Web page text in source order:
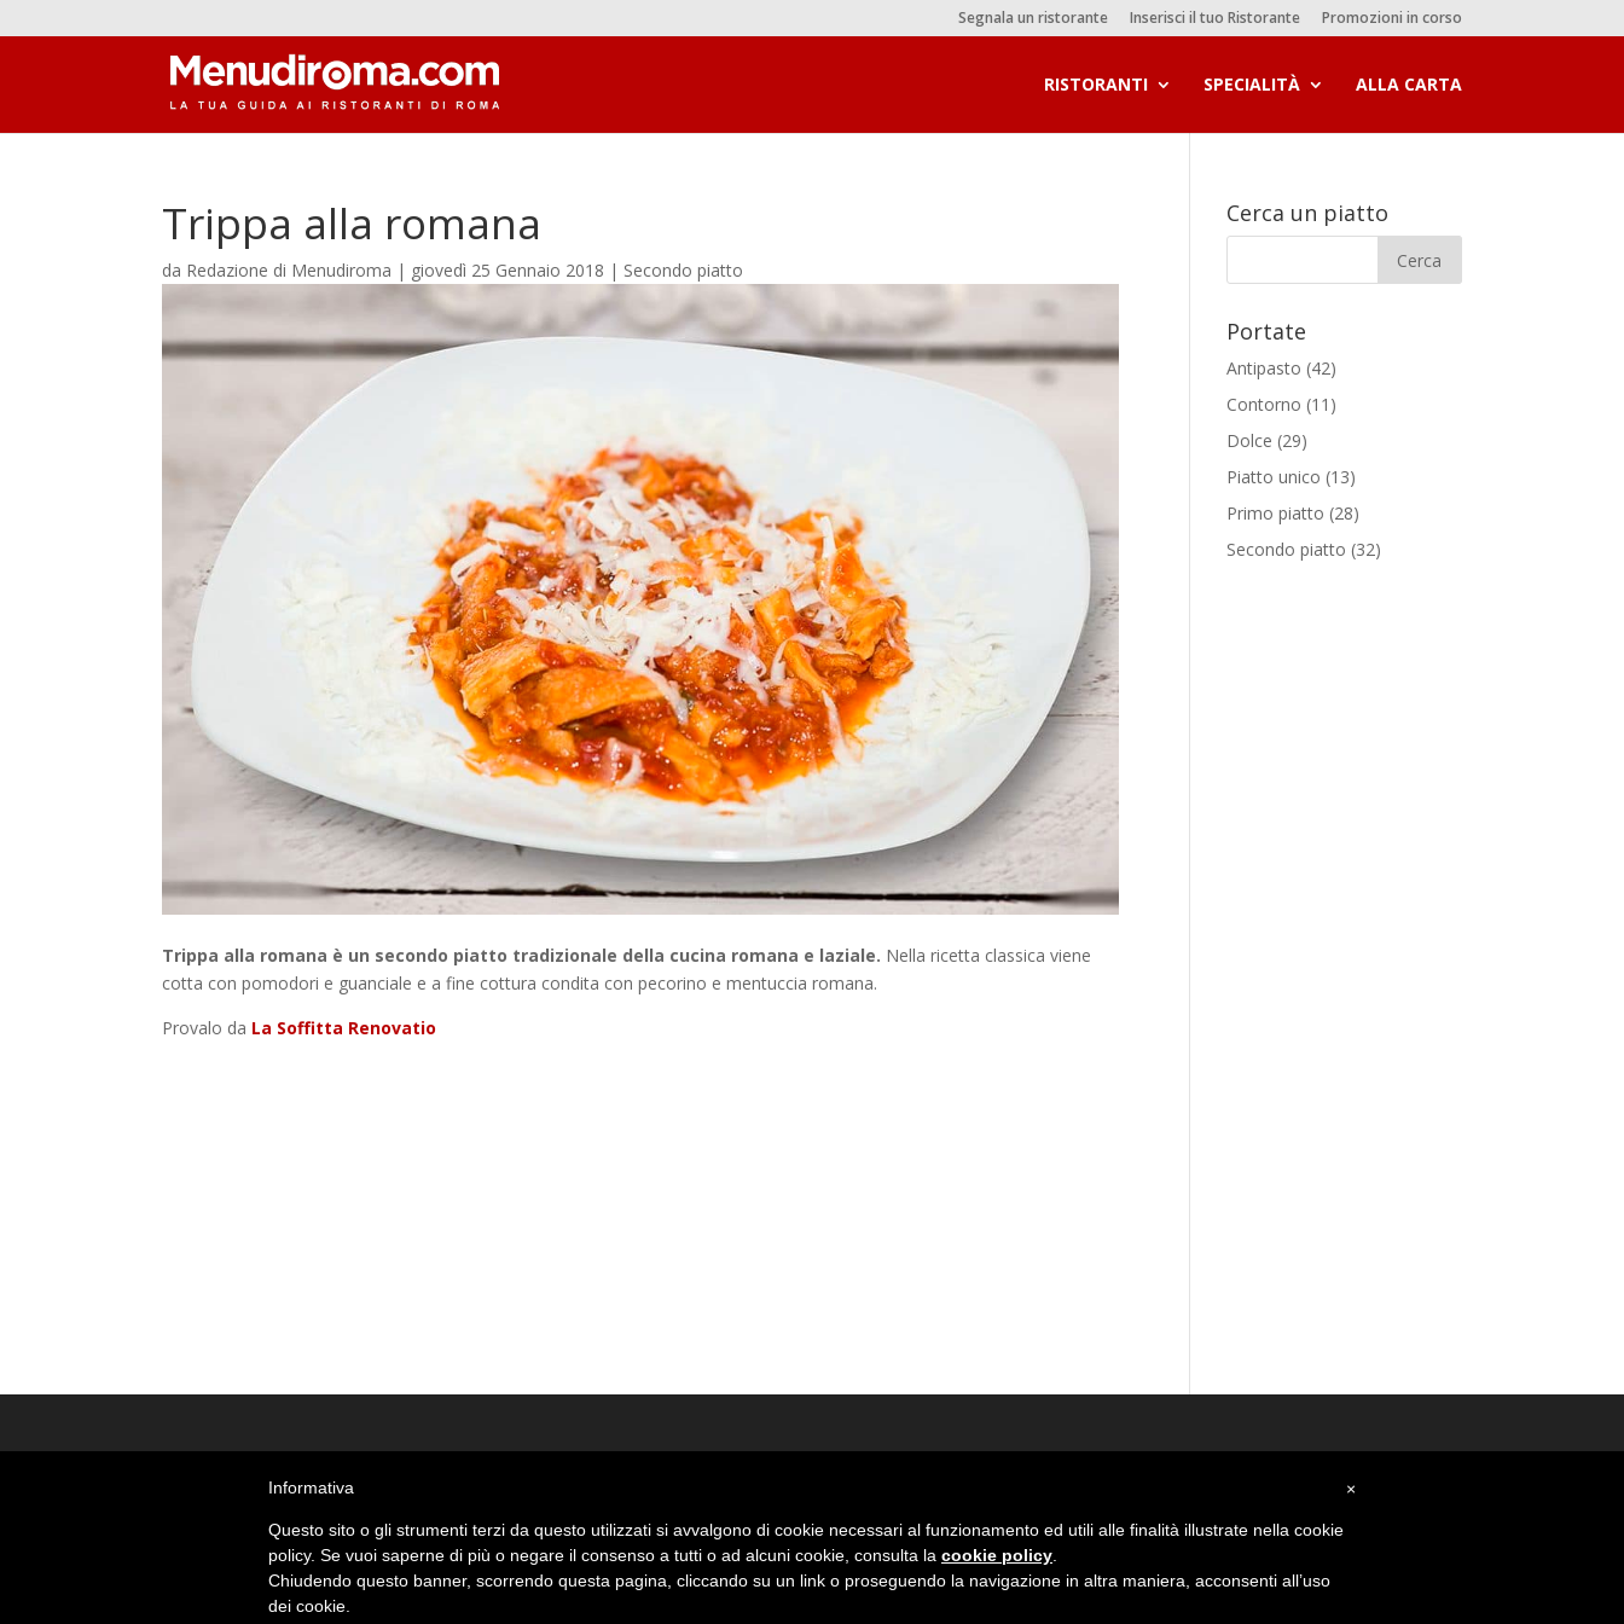
Segnala un ristorante Inserisci il tuo Ristorante Promozioni in corso
RISTORANTI SPECIALITÀ ALLA CARTA
Trippa alla romana
da Redazione di Menudiroma | giovedì 25 Gennaio 2018 | Secondo piatto
Trippa alla romana è un secondo piatto tradizionale della cucina romana e laziale. Nella ricetta classica viene
cotta con pomodori e guanciale e a fine cottura condita con pecorino e mentuccia romana.
Provalo da La Soffitta Renovatio
Cerca un piatto
Portate
Antipasto (42)
Contorno (11)
Dolce (29)
Piatto unico (13)
Primo piatto (28)
Secondo piatto (32)
© Giant Cat Studio - Roma - partita Iva 13328301000
×
Informativa
Questo sito o gli strumenti terzi da questo utilizzati si avvalgono di cookie necessari al funzionamento ed utili alle finalità illustrate nella cookie
policy. Se vuoi saperne di più o negare il consenso a tutti o ad alcuni cookie, consulta la cookie policy
Chiudendo questo banner, scorrendo questa pagina, cliccando su un link o proseguendo la navigazione in altra maniera, acconsenti all’uso
dei cookie.